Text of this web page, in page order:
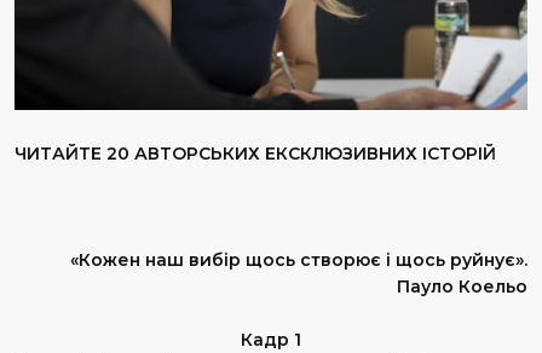
ЧИТАЙТЕ 20 АВТОРСЬКИХ ЕКСКЛЮЗИВНИХ ІСТОРІЙ
«Кожен наш вибір щось створює і щось руйнує».
Пауло Коельо
Кадр 1